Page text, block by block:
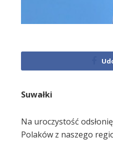
Suwałki
Na uroczystość
Polaków z naszego